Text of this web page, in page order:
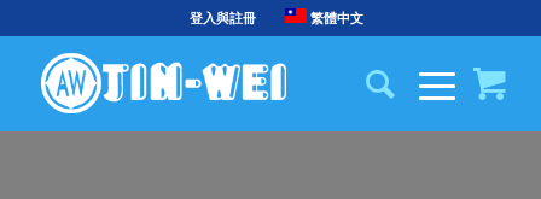
登入與註冊 繁體中文